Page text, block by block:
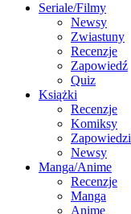
Seriale/Filmy
Newsy
Zwiastuny
Recenzje
Zapowiedź
Quiz
Książki
Recenzje
Komiksy
Zapowiedzi
Newsy
Manga/Anime
Recenzje
Manga
Anime